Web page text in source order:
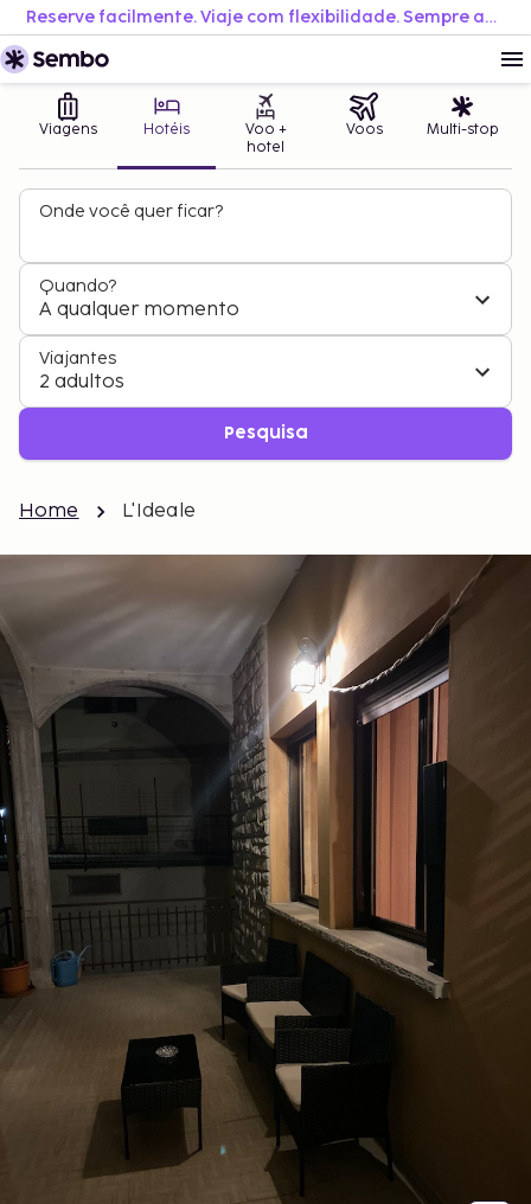
Reserve facilmente. Viaje com flexibilidade. Sempre ao melhor preço.
Viagens Hotéis
Voo +
hotel
Voos Multi-stop
Onde você quer ficar?
Quando?
A qualquer momento
Viajantes
2 adultos
Pesquisa
Home L'Ideale